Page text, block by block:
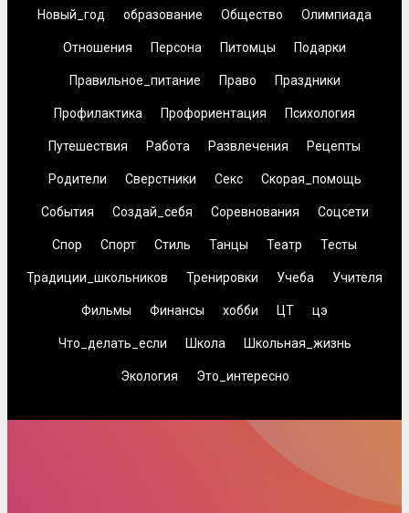
Новый_год образование Общество Олимпиада
Отношения Персона Питомцы Подарки
Правильное_питание Право Праздники
Профилактика Профориентация Психология
Путешествия Работа Развлечения Рецепты
Родители Сверстники Секс Скорая_помощь
События Создай_себя Соревнования Соцсети
Спор Спорт Стиль Танцы Театр Тесты
Традиции_школьников Тренировки Учеба Учителя
Фильмы Финансы хобби ЦТ цэ
Что_делать_если Школа Школьная_жизнь
Экология Это_интересно